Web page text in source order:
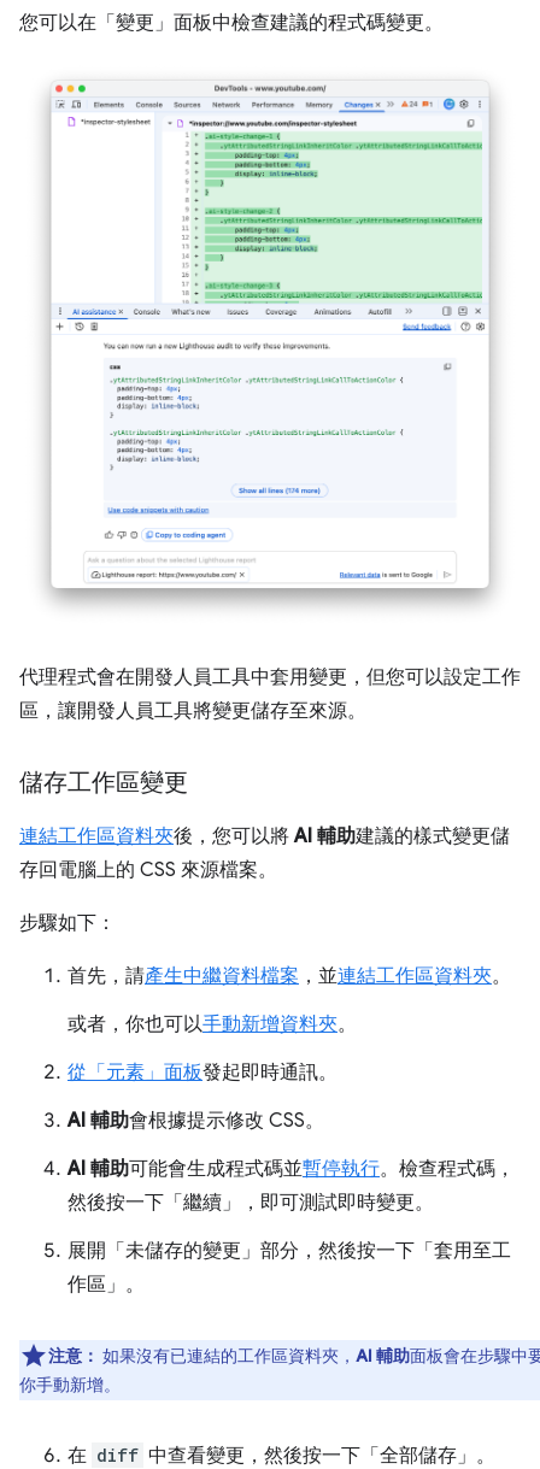
您可以在「變更」面板中檢查建議的程式碼變更。
代理程式會在開發人員工具中套用變更，但您可以設定工作
區，讓開發人員工具將變更儲存至來源。
儲存工作區變更
連結工作區資料夾後，您可以將AI 輔助建議的樣式變更儲
存回電腦上的 CSS 來源檔案。
步驟如下：
首先，請產生中繼資料檔案 ，並連結工作區資料夾。
或者，你也可以手動新增資料夾。
從「元素」面板發起即時通訊。
AI 輔助會根據提示修改 CSS。
AI 輔助可能會生成程式碼並暫停執行。檢查程式碼，
然後按一下「繼續」
，即可測試即時變更。
展開「未儲存的變更」 部分，然後按一下「套用至工
作區」 。
注意： 如果沒有已連結的工作區資料夾， AI 輔助面板會在步驟中
你手動新增。
在 diff 中查看變更，然後按一下「全部儲存」 。